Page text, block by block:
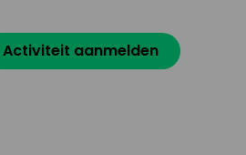
Activiteit aanmelden